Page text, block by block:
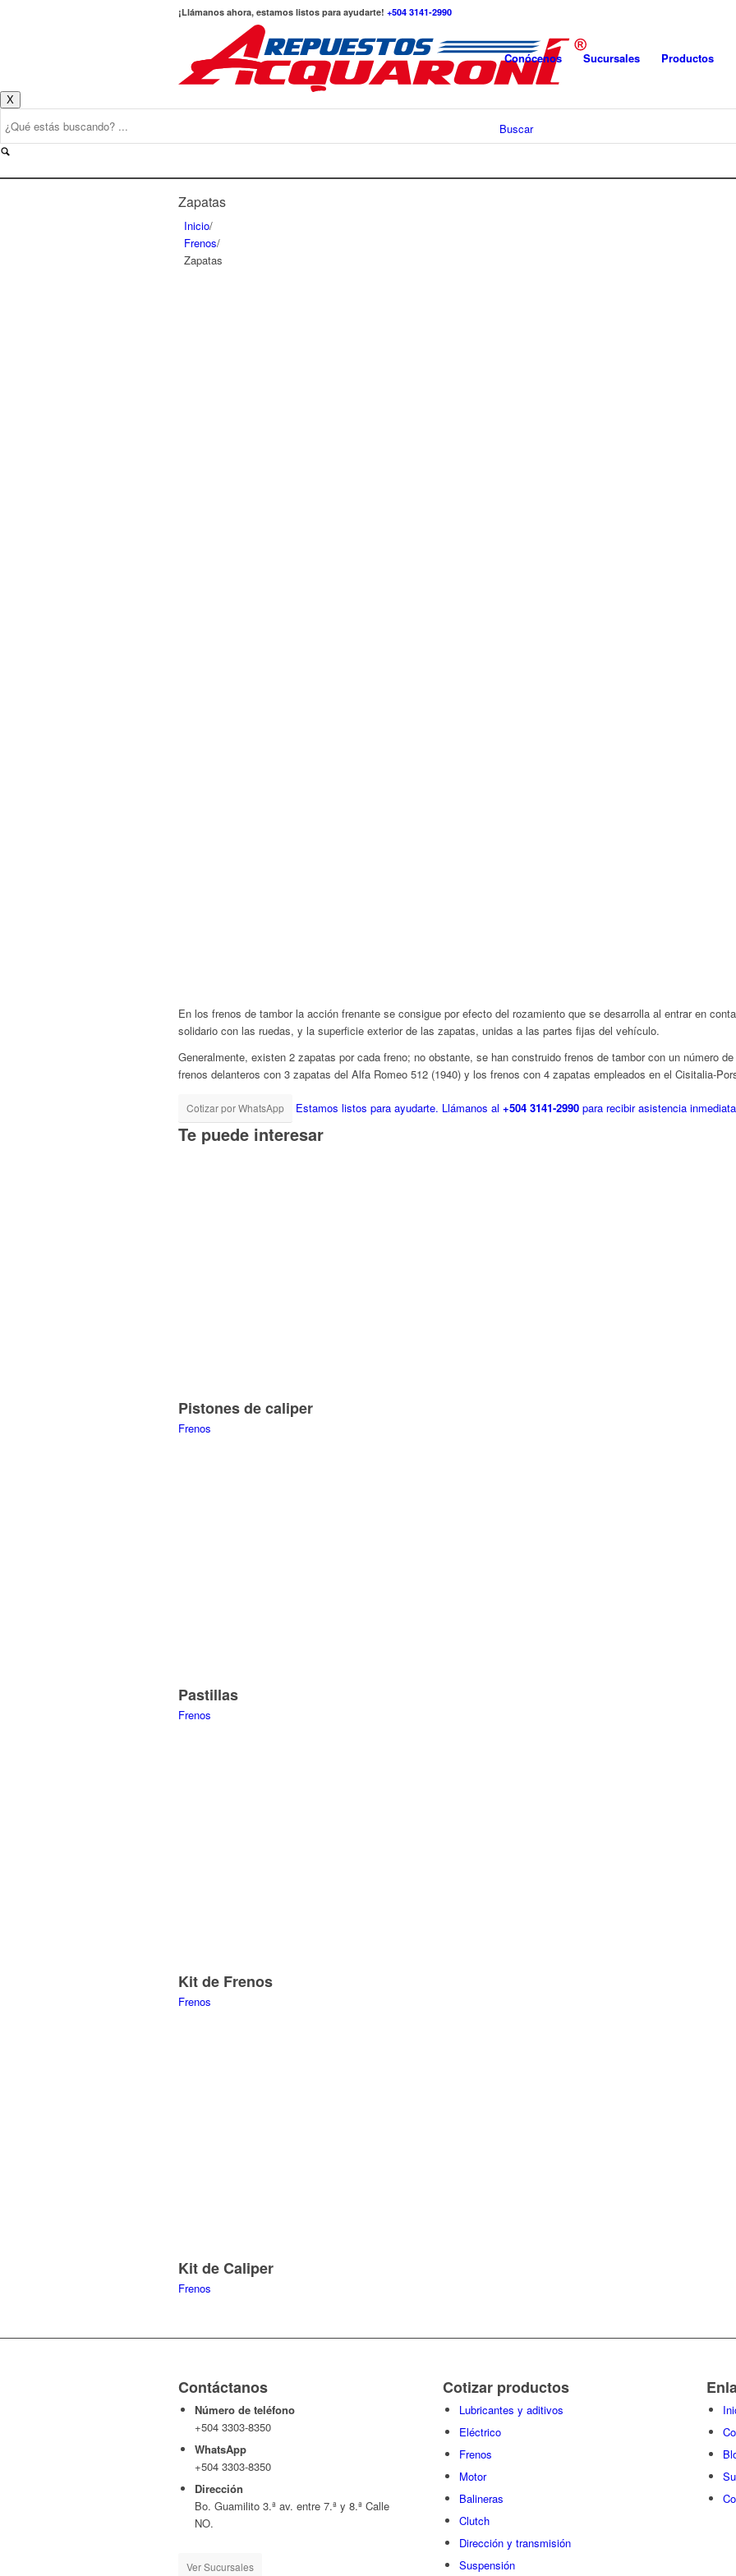
¡Llámanos ahora, estamos listos para ayudarte! +504 3141-2990
Conócenos Sucursales Productos
Buscar
X
Zapatas
Inicio/
Frenos/
Zapatas
En los frenos de tambor la acción frenante se consigue por efecto del rozamiento que se desarrolla al entrar en
solidario con las ruedas, y la superficie exterior de las zapatas, unidas a las partes fijas del vehículo.
Generalmente, existen 2 zapatas por cada freno; no obstante, se han construido frenos de tambor con un número
frenos delanteros con 3 zapatas del Alfa Romeo 512 (1940) y los frenos con 4 zapatas empleados en el Cisitalia-
Cotizar por WhatsApp Estamos listos para ayudarte. Llámanos al +504 3141-2990 para recibir asistencia
Te puede interesar
Pistones de caliper
Frenos
Pastillas
Frenos
Kit de Frenos
Frenos
Kit de Caliper
Frenos
Contáctanos
Número de teléfono
+504 3303-8350
WhatsApp
+504 3303-8350
Dirección
Bo. Guamilito 3.ª av. entre 7.ª y 8.ª Calle
NO.
Ver Sucursales
Cotizar productos
Lubricantes y aditivos
Eléctrico
Frenos
Motor
Balineras
Clutch
Dirección y transmisión
Suspensión